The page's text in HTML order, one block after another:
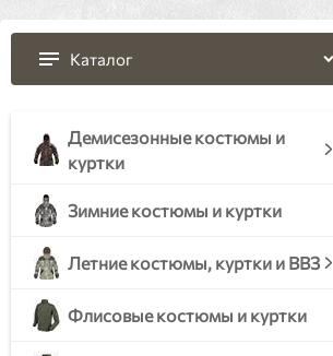
Каталог
Демисезонные костюмы и
куртки
Зимние костюмы и куртки
Летние костюмы, куртки и ВВЗ
Флисовые костюмы и куртки